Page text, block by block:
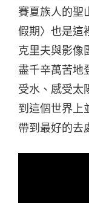
賽夏族人的聖
假期〉也是這
克里夫與影像
盡千辛萬苦地
受水、感受太
到這個世界上
帶到最好的去